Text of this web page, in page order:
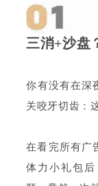
三消+沙盘
你有没有在深
关咬牙切齿：
在看完所有广
体力小礼包